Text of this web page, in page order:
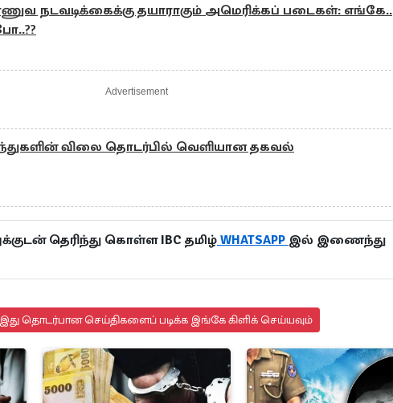
நடவடிக்கைக்கு தயாராகும் அமெரிக்கப் படைகள்: எங்கே..
Advertisement
விலை தொடர்பில் வெளியான தகவல்
தெரிந்து கொள்ள IBC தமிழ்WHATSAPP இல் இணைந்து
தொடர்பான செய்திகளைப் படிக்க இங்கே கிளிக் செய்யவும்